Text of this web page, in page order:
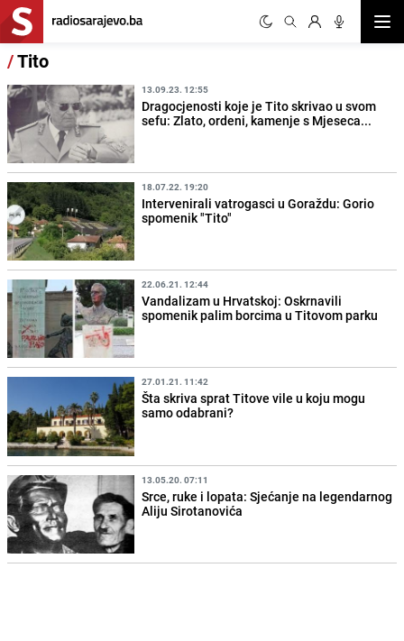
/Tito
13.09.23. 12:55
Dragocjenosti koje je Tito skrivao u svom
sefu: Zlato, ordeni, kamenje s Mjeseca...
18.07.22. 19:20
Intervenirali vatrogasci u Goraždu: Gorio
spomenik "Tito"
22.06.21. 12:44
Vandalizam u Hrvatskoj: Oskrnavili
spomenik palim borcima u Titovom parku
27.01.21. 11:42
Šta skriva sprat Titove vile u koju mogu
samo odabrani?
13.05.20. 07:11
Srce, ruke i lopata: Sjećanje na legendarnog
Aliju Sirotanovića